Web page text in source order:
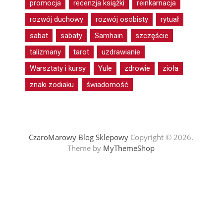
promocja
recenzja książki
reinkarnacja
rozwój duchowy
rozwój osobisty
rytuał
sabat
sabaty Samhain
szczęście
talizmany
tarot
uzdrawianie
Warsztaty i kursy
Yule zdrowie
zioła
znaki zodiaku
świadomość
CzaroMarowy Blog SklepowyCopyright © 2026.
Theme by MyThemeShop